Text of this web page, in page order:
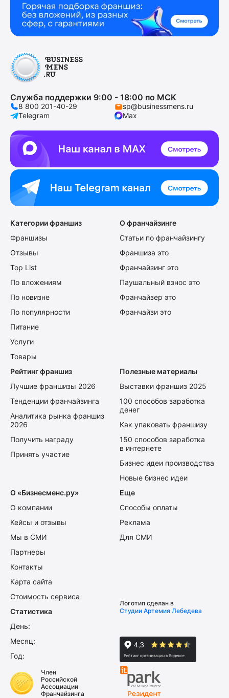
Служба поддержки 9:00 - 18:00 по МСК
8 800 201-40-29
sp@businessmens.ru
Telegram
Max
Категории франшиз
Франшизы
Отзывы
Top List
По вложениям
По новизне
По популярности
Питание
Услуги
Товары
О франчайзинге
Статьи по франчайзингу
Франшиза это
Франчайзинг это
Паушальный взнос это
Франчайзер это
Франчайзи это
Рейтинг франшиз
Лучшие франшизы 2026
Тенденции франчайзинга
Аналитика рынка франшиз
2026
Получить награду
Принять участие
Полезные материалы
Выставки франшиз 2025
100 способов заработка
денег
Как упаковать франшизу
150 способов заработка
в интернете
Бизнес идеи производства
Новые бизнес идеи
О «Бизнесменс.ру»
О компании
Кейсы и отзывы
Мы в СМИ
Партнеры
Контакты
Карта сайта
Стоимость сервиса
Еще
Способы оплаты
Реклама
Для СМИ
Статистика
День:
Месяц:
Год:
Логотип сделан в
Студии Артемия Лебедева
Член
Российской
Ассоциации
Франчайзинга